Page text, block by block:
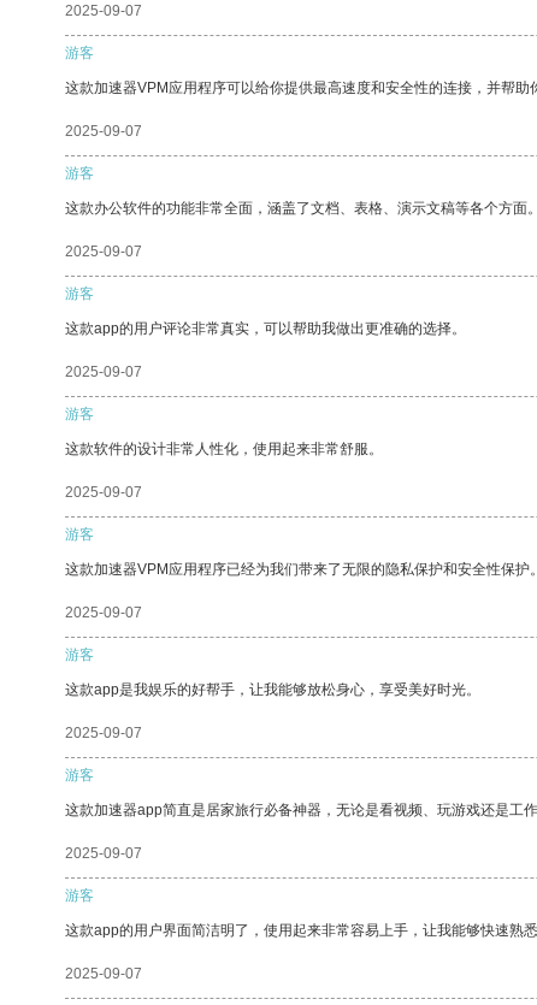
2025-09-07
游客
这款加速器VPM应用程序可以给你提供最高速度和安全性的连接，并帮助
2025-09-07
游客
这款办公软件的功能非常全面，涵盖了文档、表格、演示文稿等各个方面
2025-09-07
游客
这款app的用户评论非常真实，可以帮助我做出更准确的选择。
2025-09-07
游客
这款软件的设计非常人性化，使用起来非常舒服。
2025-09-07
游客
这款加速器VPM应用程序已经为我们带来了无限的隐私保护和安全性保护。
2025-09-07
游客
这款app是我娱乐的好帮手，让我能够放松身心，享受美好时光。
2025-09-07
游客
这款加速器app简直是居家旅行必备神器，无论是看视频、玩游戏还是工
2025-09-07
游客
这款app的用户界面简洁明了，使用起来非常容易上手，让我能够快速熟
2025-09-07